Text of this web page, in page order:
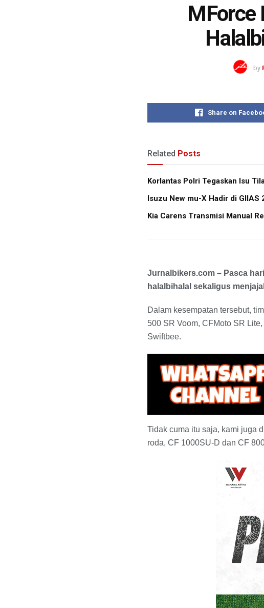
MForce
by
Share on
Related Posts
Korlantas Polri Tegaskan Isu
Isuzu New mu-X Hadir di GIIAS
Kia Carens Transmisi Manual
Jurnalbikers.com – Pasca
halalbihalal sekaligus
Dalam kesempatan tersebut,
500 SR Voom, CFMoto SR
Swiftbee.
Tidak cuma itu saja, kami juga
roda, CF 1000SU-D dan CF